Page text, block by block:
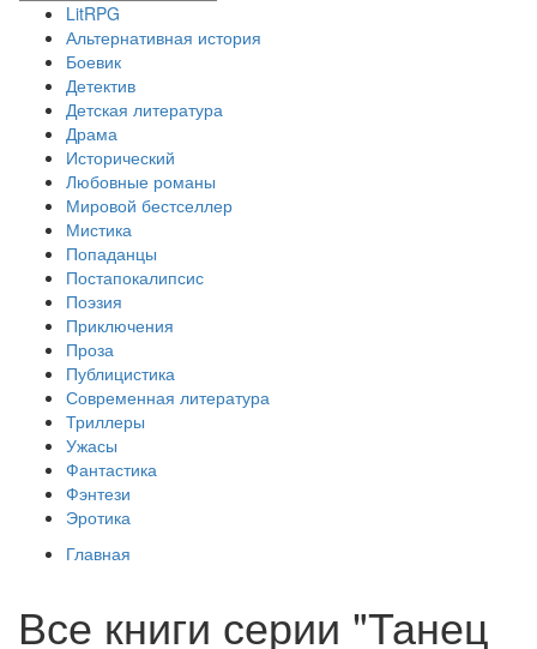
LitRPG
Альтернативная история
Боевик
Детектив
Детская литература
Драма
Исторический
Любовные романы
Мировой бестселлер
Мистика
Попаданцы
Постапокалипсис
Поэзия
Приключения
Проза
Публицистика
Современная литература
Триллеры
Ужасы
Фантастика
Фэнтези
Эротика
Главная
Все книги серии "Танец